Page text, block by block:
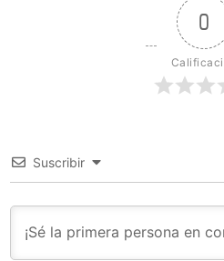
0
Suscribir